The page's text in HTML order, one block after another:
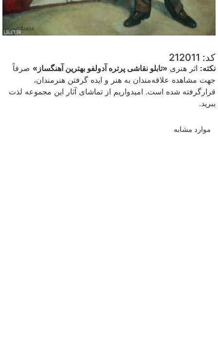
کد: 212011
نکته: اثر هنری «تابلو نقاشی پرتره آدولفو بهترین آهنگساز» صرفاً
جهت مشاهده علاقه‌مندان به هنر و ایده گرفتن هنرمندان،
قرارگرفته شده است. امیدواریم از تماشای آثار این مجموعه لذت
ببرید.
موارد مشابه